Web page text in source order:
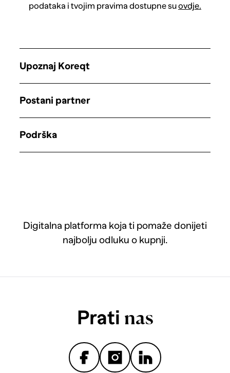
podataka i tvojim pravima dostupne suovdje.
Digitalna platforma koja ti pomaže donijeti
najbolju odluku o kupnji.
Upoznaj Koreqt
Postani partner
Podrška
Prati nas